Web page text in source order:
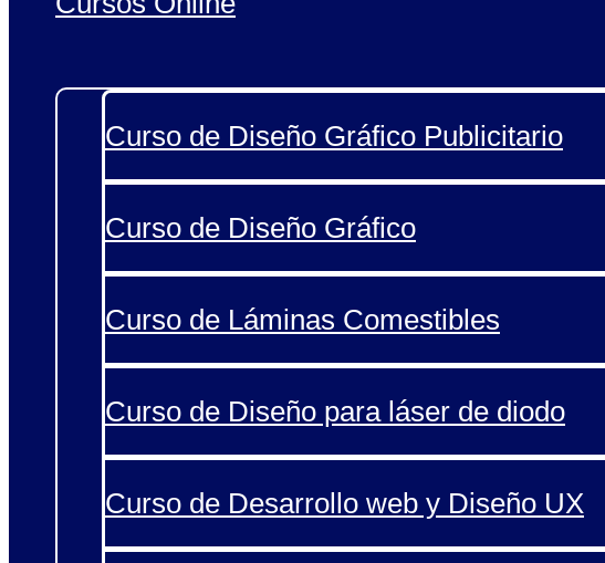
Curso de Diseño Gráfico Publicitario
Curso de Diseño Gráfico
Curso de Láminas Comestibles
Curso de Diseño para láser de diodo
Curso de Desarrollo web y Diseño UX